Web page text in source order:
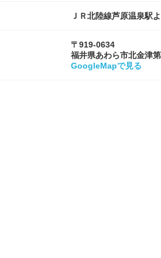
ＪＲ北陸線芦原温泉駅
〒919-0634
福井県あわら市北金津
GoogleMapで見る